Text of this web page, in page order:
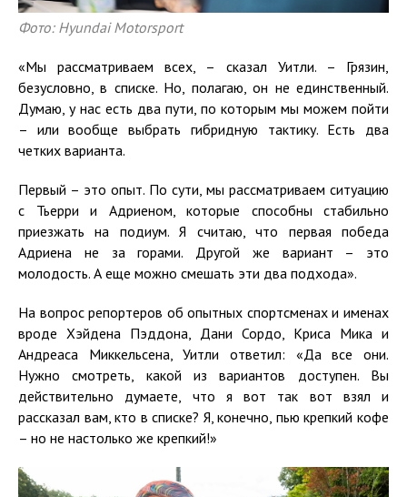
Фото: Hyundai Motorsport
«Мы рассматриваем всех, – сказал Уитли. – Грязин,
безусловно, в списке. Но, полагаю, он не единственный.
Думаю, у нас есть два пути, по которым мы можем пойти
– или вообще выбрать гибридную тактику. Есть два
четких варианта.
Первый – это опыт. По сути, мы рассматриваем ситуацию
с Тьерри и Адриеном, которые способны стабильно
приезжать на подиум. Я считаю, что первая победа
Адриена не за горами. Другой же вариант – это
молодость. А еще можно смешать эти два подхода».
На вопрос репортеров об опытных спортсменах и именах
вроде Хэйдена Пэддона, Дани Сордо, Криса Мика и
Андреаса Миккельсена, Уитли ответил: «Да все они.
Нужно смотреть, какой из вариантов доступен. Вы
действительно думаете, что я вот так вот взял и
рассказал вам, кто в списке? Я, конечно, пью крепкий кофе
– но не настолько же крепкий!»